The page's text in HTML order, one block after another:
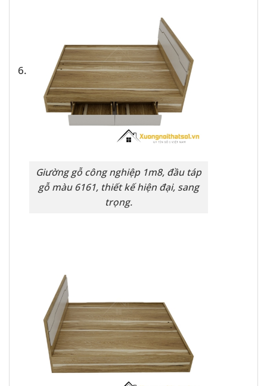
Giường gỗ công nghiệp 1m8, đầu táp
gỗ màu 6161, thiết kế hiện đại, sang
trọng.